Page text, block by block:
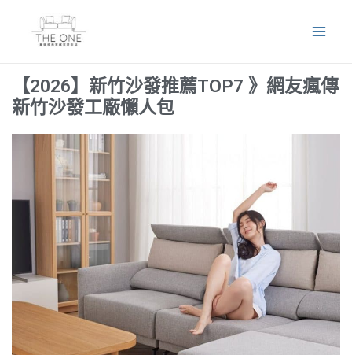
【2026】新竹沙發推薦TOP7 》網友瘋傳
新竹沙發工廠懶人包